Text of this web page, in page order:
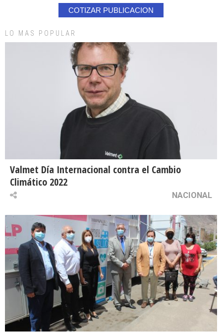
COTIZAR PUBLICACION
LO MAS POPULAR
Valmet Día Internacional contra el Cambio
Climático 2022
NACIONAL